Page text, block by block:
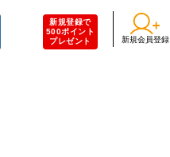
新規登録で
500ポイント
プレゼント
新規会員登録